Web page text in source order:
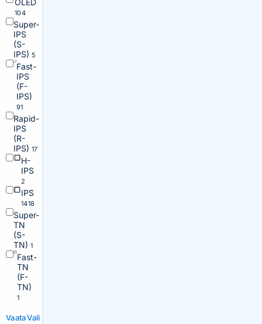
OLED
104
Super-
IPS
(S-
IPS) 5
Fast-
IPS
(F-
IPS)
91
Rapid-
IPS
(R-
IPS) 17
H-
IPS
2
IPS
1418
Super-
TN
(S-
TN) 1
Fast-
TN
(F-
TN)
1
VaataVali